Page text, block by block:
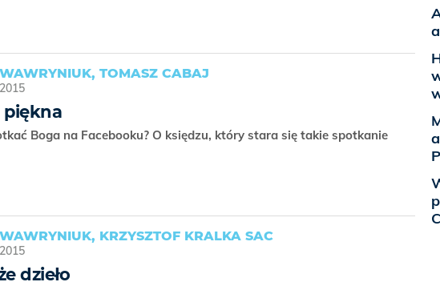
TOMASZ CABAJ
piękna
Boga na Facebooku? O księdzu, który stara się takie spotkanie
KRZYSZTOF KRALKA SAC
dzieło